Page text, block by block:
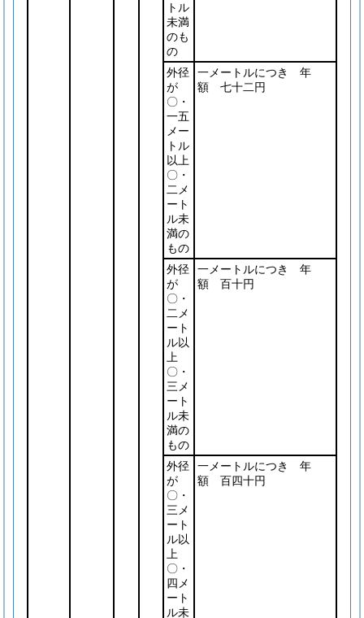
トル
未満
のも
の
外径
が
〇・
一五
メー
トル
以上
〇・
二メ
ート
ル未
満の
もの
一メートルにつき 年
額 七十二円
外径
が
〇・
二メ
ート
ル以
上
〇・
三メ
ート
ル未
満の
もの
一メートルにつき 年
額 百十円
外径
が
〇・
三メ
ート
ル以
上
〇・
四メ
ート
ル未
一メートルにつき 年
額 百四十円